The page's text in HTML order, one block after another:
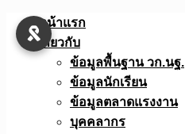
Skip
หน้าแรก
เกี่ยวกับ
ข้อมูลพื้นฐาน วก.นฐ.
ข้อมูลนักเรียน
ข้อมูลตลาดแรงงาน
บุคคลากร